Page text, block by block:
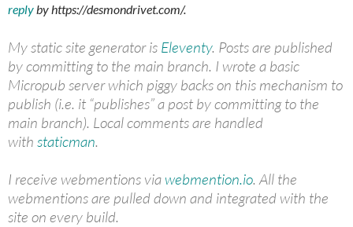
reply by https://desmondrivet.com/.
My static site generator is Eleventy. Posts are published
by committing to the main branch. I wrote a basic
Micropub server which piggy backs on this mechanism to
publish (i.e. it “publishes” a post by committing to the
main branch). Local comments are handled
with staticman.
I receive webmentions via webmention.io. All the
webmentions are pulled down and integrated with the
site on every build.